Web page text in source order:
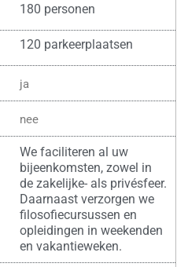
180 personen
120 parkeerplaatsen
ja
nee
We faciliteren al uw
bijeenkomsten, zowel in
de zakelijke- als privésfeer.
Daarnaast verzorgen we
filosofiecursussen en
opleidingen in weekenden
en vakantieweken.